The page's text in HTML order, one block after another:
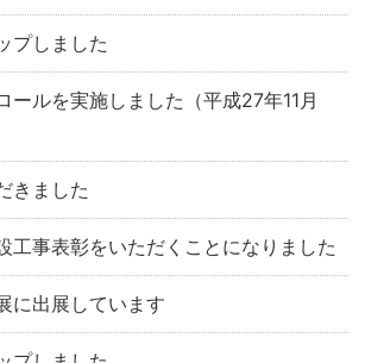
プしました
ールを実施しました（平成27年11月
きました
工事表彰をいただくことになりました
に出展しています